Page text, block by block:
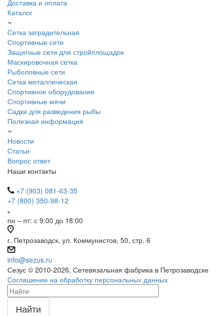
Доставка и оплата
Каталог
Сетка заградительная
Спортивные сети
Защитные сети для стройплощадок
Маскировочная сетка
Рыболовные сети
Сетка металлическая
Спортивное оборудование
Спортивные мячи
Садки для разведения рыбы
Полезная информация
Новости
Статьи
Вопрос ответ
Наши контакты
+7 (903) 081-63-35
+7 (800) 350-98-12
пн – пт: с 9:00 до 18:00
г. Петрозаводск, ул. Коммунистов, 50, стр. 6
info@sezus.ru
Сезус © 2010-2026, Сетевязальная фабрика в Петрозаводске
Соглашение на обработку персональных данных
Найти